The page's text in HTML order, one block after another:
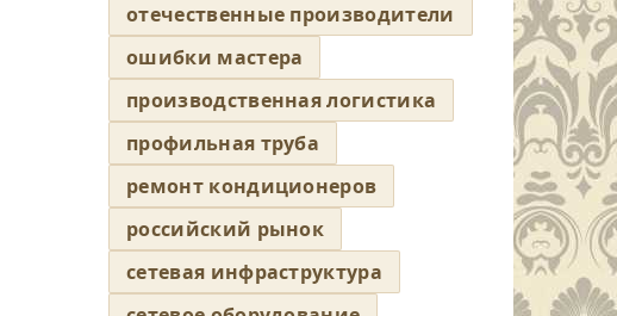
отечественные производители
ошибки мастера
производственная логистика
профильная труба
ремонт кондиционеров
российский рынок
сетевая инфраструктура